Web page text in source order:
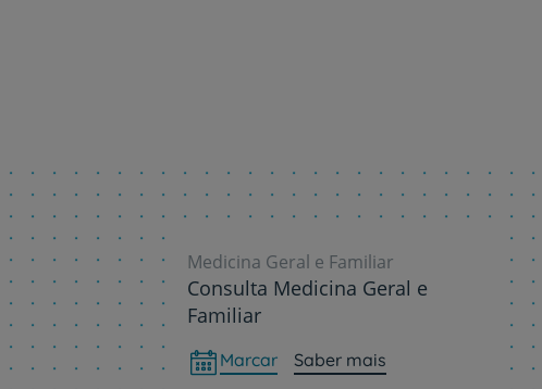
Medicina Geral e Familiar
Consulta Medicina Geral e
Familiar
Marcar Saber mais